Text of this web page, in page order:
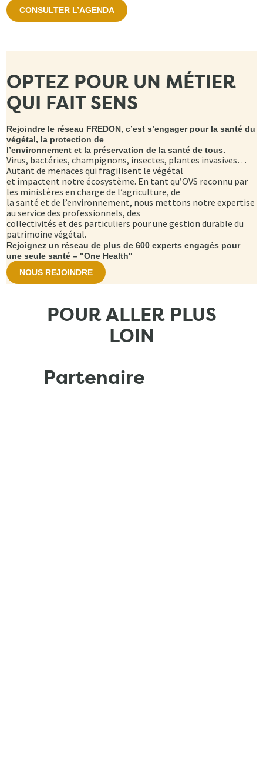
CONSULTER L’AGENDA
OPTEZ POUR UN MÉTIER
QUI FAIT SENS
Rejoindre le réseau FREDON, c’est s’engager pour la santé du
végétal, la protection de
l’environnement et la préservation de la santé de tous.
Virus, bactéries, champignons, insectes, plantes invasives…
Autant de menaces qui fragilisent le végétal
et impactent notre écosystème. En tant qu’OVS reconnu par
les ministères en charge de l’agriculture, de
la santé et de l’environnement, nous mettons notre expertise
au service des professionnels, des
collectivités et des particuliers pour une gestion durable du
patrimoine végétal.
Rejoignez un réseau de plus de 600 experts engagés pour
une seule santé – "One Health"
NOUS REJOINDRE
POUR ALLER PLUS
LOIN
Partenaire